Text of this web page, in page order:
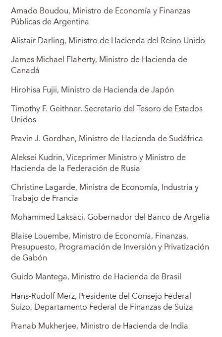
Amado Boudou, Ministro de Economía y Finanzas
Públicas de Argentina
Alistair Darling, Ministro de Hacienda del Reino Unido
James Michael Flaherty, Ministro de Hacienda de
Canadá
Hirohisa Fujii, Ministro de Hacienda de Japón
Timothy F. Geithner, Secretario del Tesoro de Estados
Unidos
Pravin J. Gordhan, Ministro de Hacienda de Sudáfrica
Aleksei Kudrin, Viceprimer Ministro y Ministro de
Hacienda de la Federación de Rusia
Christine Lagarde, Ministra de Economía, Industria y
Trabajo de Francia
Mohammed Laksaci, Gobernador del Banco de Argelia
Blaise Louembe, Ministro de Economía, Finanzas,
Presupuesto, Programación de Inversión y Privatización
de Gabón
Guido Mantega, Ministro de Hacienda de Brasil
Hans-Rudolf Merz, Presidente del Consejo Federal
Suizo, Departamento Federal de Finanzas de Suiza
Pranab Mukherjee, Ministro de Hacienda de India